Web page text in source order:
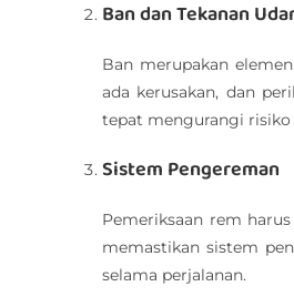
Ban dan Tekanan
Ban merupakan
ada kerusakan, dan
tepat mengurangi risiko
Sistem Pengereman
Pemeriksaan rem
memastikan sistem
selama perjalanan.